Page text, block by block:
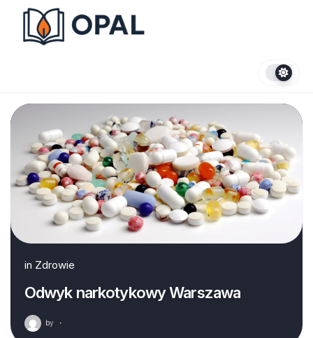
content
in Zdrowie
Odwyk narkotykowy Warszawa
by ·